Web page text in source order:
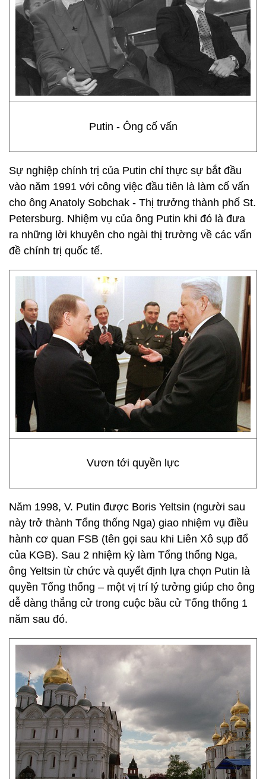
Putin - Ông cố vấn
Sự nghiệp chính trị của Putin chỉ thực sự bắt đầu
vào năm 1991 với công việc đầu tiên là làm cố vấn
cho ông Anatoly Sobchak - Thị trưởng thành phố St.
Petersburg. Nhiệm vụ của ông Putin khi đó là đưa
ra những lời khuyên cho ngài thị trường về các vấn
đề chính trị quốc tế.
Vươn tới quyền lực
Năm 1998, V. Putin được Boris Yeltsin (người sau
này trở thành Tổng thống Nga) giao nhiệm vụ điều
hành cơ quan FSB (tên gọi sau khi Liên Xô sụp đổ
của KGB). Sau 2 nhiệm kỳ làm Tổng thống Nga,
ông Yeltsin từ chức và quyết định lựa chọn Putin là
quyền Tổng thống – một vị trí lý tưởng giúp cho ông
dễ dàng thắng cử trong cuộc bầu cử Tổng thống 1
năm sau đó.